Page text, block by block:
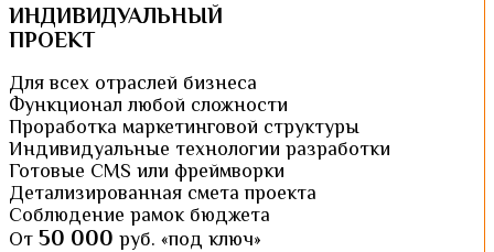
ИНДИВИДУАЛЬНЫЙ
ПРОЕКТ
Для всех отраслей бизнеса
Функционал любой сложности
Проработка маркетинговой структуры
Индивидуальные технологии разработки
Готовые CMS или фреймворки
Детализированная смета проекта
Соблюдение рамок бюджета
От 50 000 руб. «под ключ»